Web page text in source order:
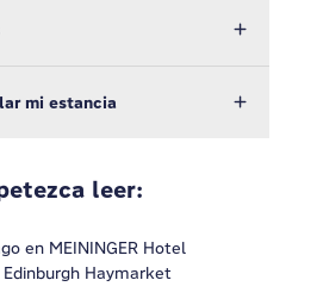
mi estancia
leer:
en MEININGER Hotel
Edinburgh Haymarket